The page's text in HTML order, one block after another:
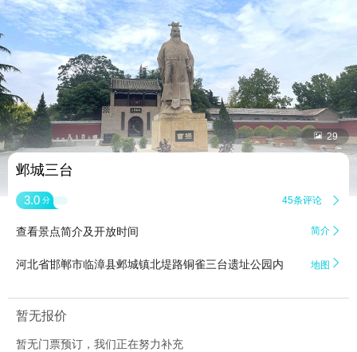
 29
邺城三台
3.0 分 45条评论 
查看景点简介及开放时间 简介 
河北省邯郸市临漳县邺城镇北堤路铜雀三台遗址公园内 地图 
暂无报价
暂无门票预订，我们正在努力补充
